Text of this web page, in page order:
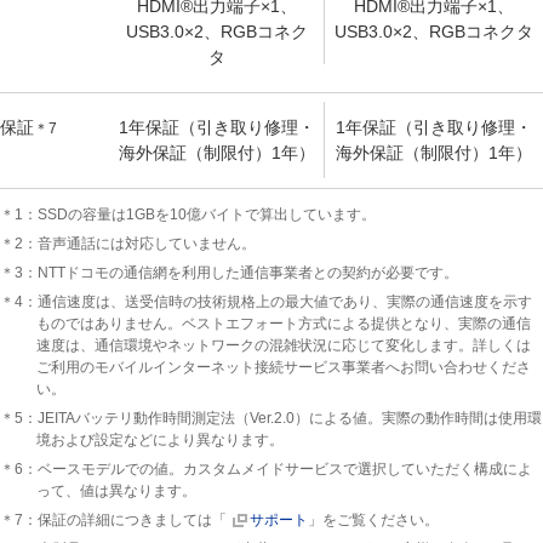
HDMI®出力端子×1、
USB3.0×2、RGBコネク
タ
HDMI®出力端子×1、
USB3.0×2、RGBコネクタ
保証 ＊7
1年保証（引き取り修理・
海外保証（制限付）1年）
1年保証（引き取り修理・
海外保証（制限付）1年）
＊1：SSDの容量は1GBを10億バイトで算出しています。
＊2：音声通話には対応していません。
＊3：NTTドコモの通信網を利用した通信事業者との契約が必要です。
＊4：通信速度は、送受信時の技術規格上の最大値であり、実際の通信速度を示す
ものではありません。ベストエフォート方式による提供となり、実際の通信
速度は、通信環境やネットワークの混雑状況に応じて変化します。詳しくは
ご利用のモバイルインターネット接続サービス事業者へお問い合わせくださ
い。
＊5：JEITAバッテリ動作時間測定法（Ver.2.0）による値。実際の動作時間は使用環
境および設定などにより異なります。
＊6：ベースモデルでの値。カスタムメイドサービスで選択していただく構成によ
って、値は異なります。
＊7：保証の詳細につきましては「
サポート 」をご覧ください。